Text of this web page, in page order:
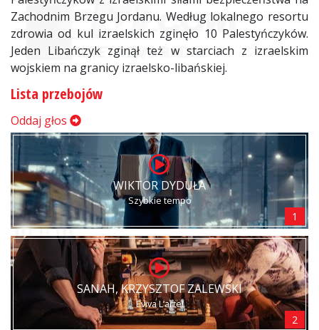
Zachodnim Brzegu Jordanu. Według lokalnego resortu
zdrowia od kul izraelskich zginęło 10 Palestyńczyków.
Jeden Libańczyk zginął też w starciach z izraelskim
wojskiem na granicy izraelsko-libańskiej.
Lista przebojów
Oddaj głos
WIKTOR DYDUŁA
Szybkie tempo
1
SANAH, KRZYSZTOF ZALEWSKI
Eviva L’arte!
2